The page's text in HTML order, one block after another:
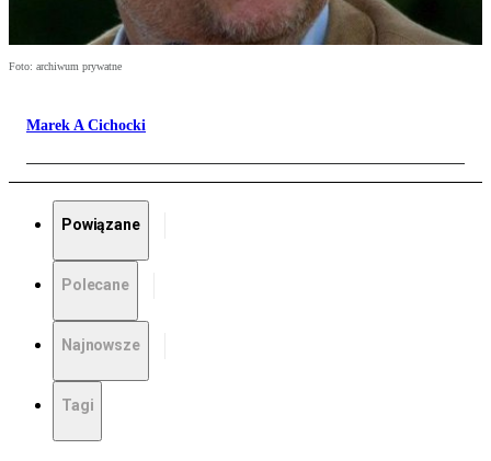
Foto: archiwum prywatne
Marek A Cichocki
Powiązane
Polecane
Najnowsze
Tagi